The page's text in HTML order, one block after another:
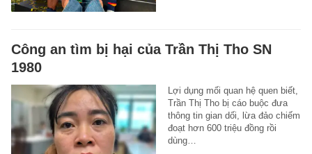
Công an tìm bị hại của Trần Thị Tho SN
1980
Lợi dụng mối quan hệ quen biết,
Trần Thị Tho bị cáo buộc đưa
thông tin gian dối, lừa đảo chiếm
đoạt hơn 600 triệu đồng rồi
dùng…